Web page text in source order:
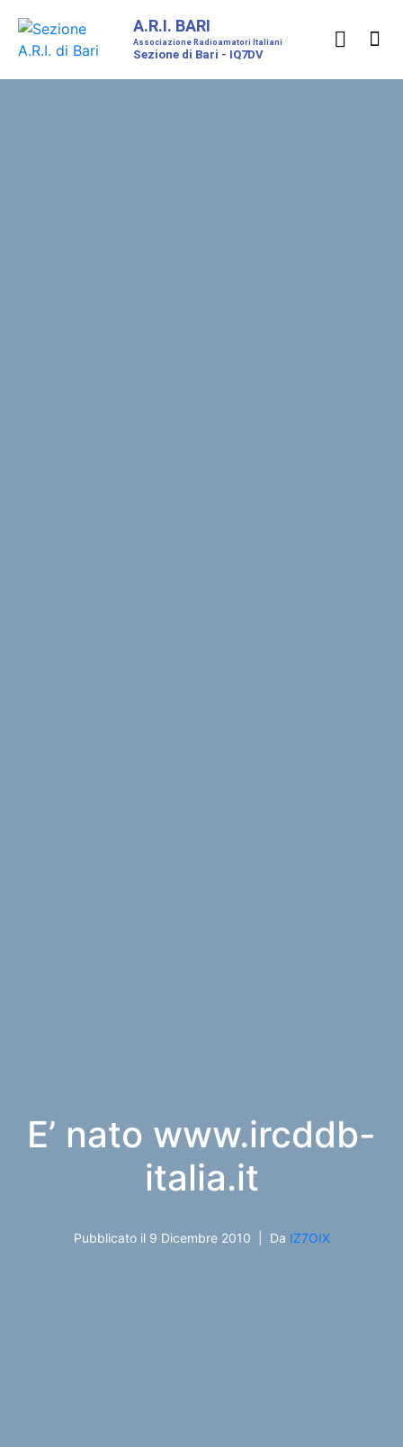
A.R.I. BARI
Associazione Radioamatori Italiani
Sezione di Bari - IQ7DV
E’ nato www.ircddb-
italia.it
Pubblicato il 9 Dicembre 2010 Da IZ7OIX